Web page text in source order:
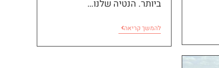
ביותר. הנטיה שלנו…
להמשך קריאה